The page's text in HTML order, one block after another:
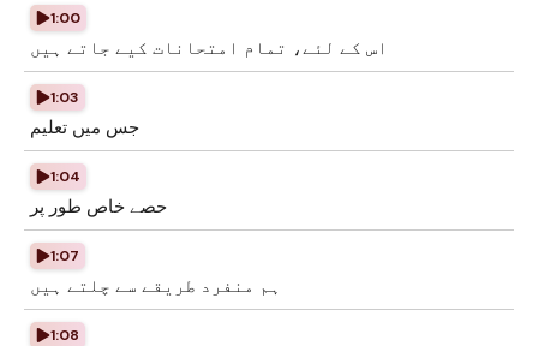
1:00
اس کے لئے، تمام امتحانات کیے جاتے ہیں
1:03
جس میں تعلیم
1:04
حصے خاص طور پر
1:07
ہم منفرد طریقے سے چلتے ہیں
1:08